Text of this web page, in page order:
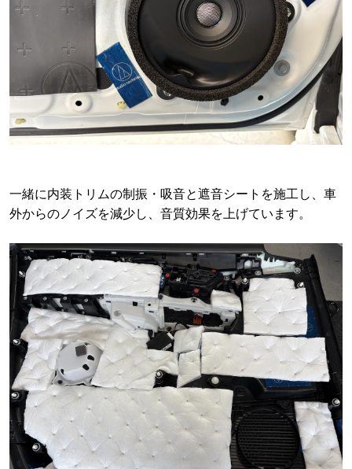
一緒に内装トリムの制振・吸音と遮音シートを施工し、車
外からのノイズを減少し、音質効果を上げています。